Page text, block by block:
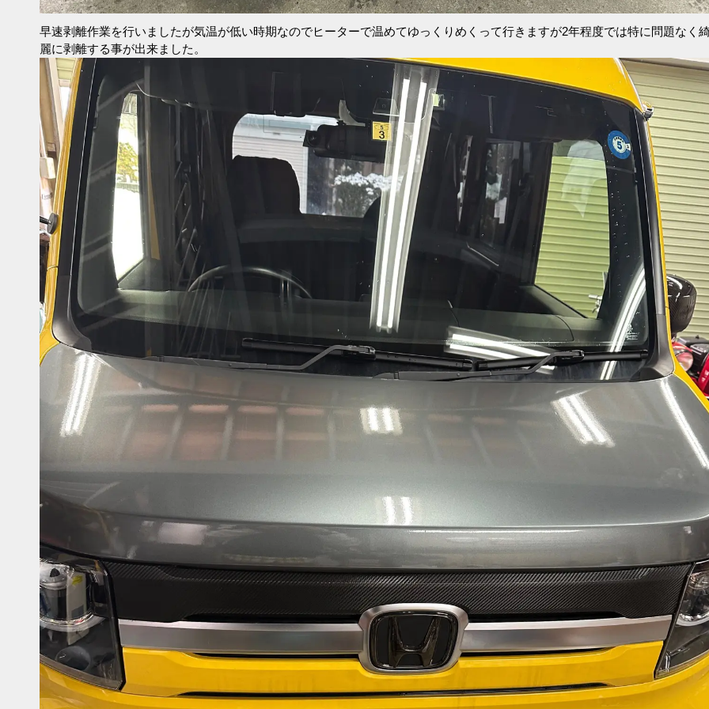
早速剥離作業を行いましたが気温が低い時期なのでヒーターで温めてゆっくりめくって行きますが2年程度では特に問題なく
麗に剥離する事が出来ました。